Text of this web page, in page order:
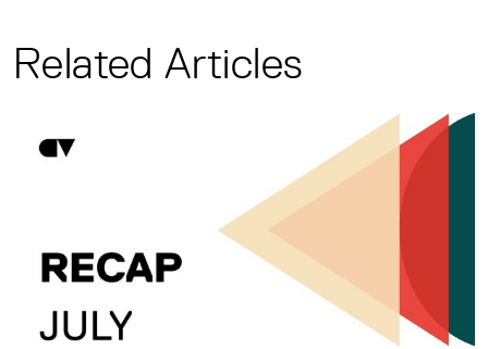
Related Articles